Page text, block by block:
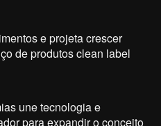
e projeta crescer
de produtos clean label
une tecnologia e
para expandir o conceito